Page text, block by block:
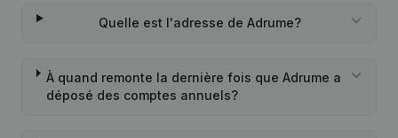
Quelle est l'adresse de Adrume?
À quand remonte la dernière fois que Adrume a
déposé des comptes annuels?